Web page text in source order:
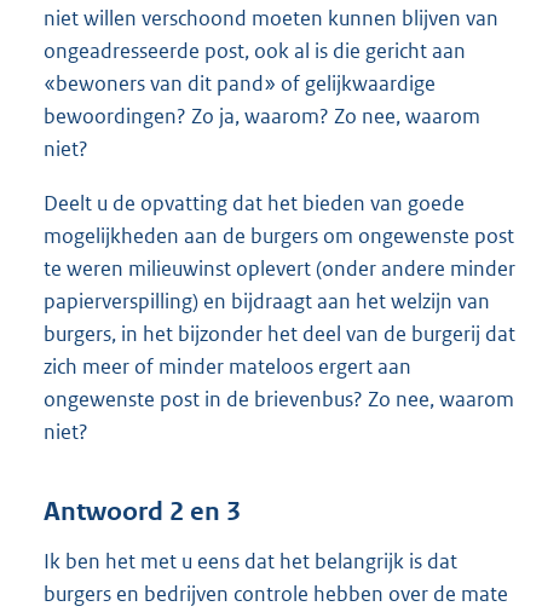
niet willen verschoond moeten kunnen blijven van
ongeadresseerde post, ook al is die gericht aan
«bewoners van dit pand» of gelijkwaardige
bewoordingen? Zo ja, waarom? Zo nee, waarom
niet?
Deelt u de opvatting dat het bieden van goede
mogelijkheden aan de burgers om ongewenste post
te weren milieuwinst oplevert (onder andere minder
papierverspilling) en bijdraagt aan het welzijn van
burgers, in het bijzonder het deel van de burgerij dat
zich meer of minder mateloos ergert aan
ongewenste post in de brievenbus? Zo nee, waarom
niet?
Antwoord 2 en 3
Ik ben het met u eens dat het belangrijk is dat
burgers en bedrijven controle hebben over de mate